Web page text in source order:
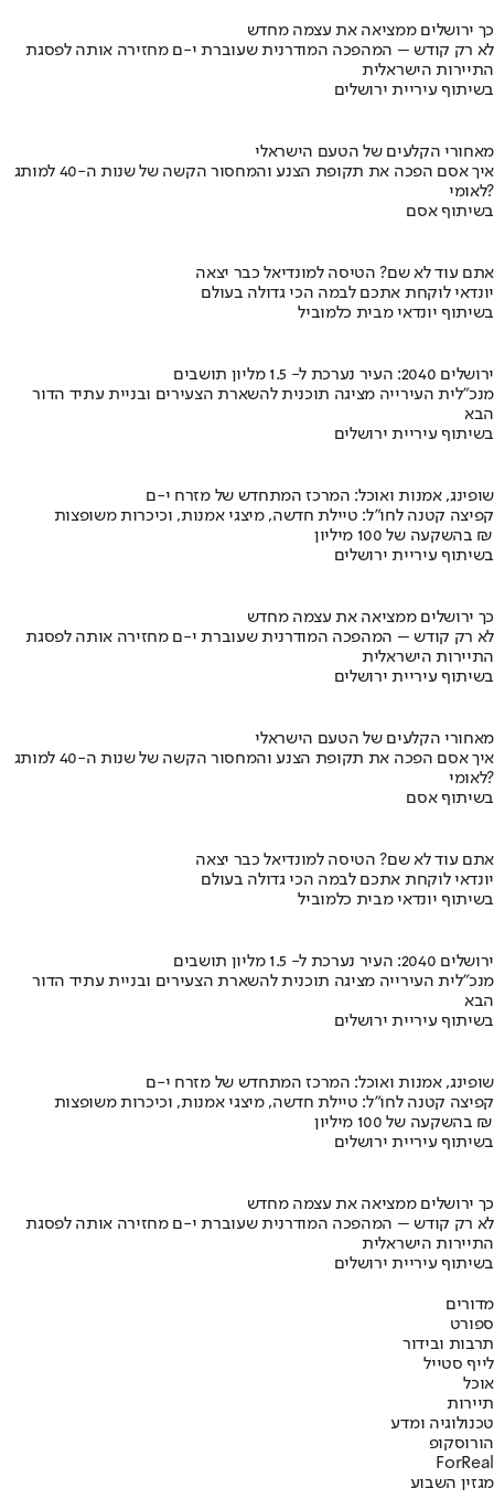
כך ירושלים ממציאה את עצמה מחדש
לא רק קודש – המהפכה המודרנית שעוברת י-ם מחזירה אותה לפסגת
התיירות הישראלית
בשיתוף עיריית ירושלים
מאחורי הקלעים של הטעם הישראלי
איך אסם הפכה את תקופת הצנע והמחסור הקשה של שנות ה-40 למותג
לאומי?
בשיתוף אסם
אתם עוד לא שם? הטיסה למונדיאל כבר יצאה
יונדאי לוקחת אתכם לבמה הכי גדולה בעולם
בשיתוף יונדאי מבית כלמוביל
ירושלים 2040: העיר נערכת ל- 1.5 מליון תושבים
מנכ"לית העירייה מציגה תוכנית להשארת הצעירים ובניית עתיד הדור
הבא
בשיתוף עיריית ירושלים
שופינג, אמנות ואוכל: המרכז המתחדש של מזרח י-ם
קפיצה קטנה לחו"ל: טיילת חדשה, מיצגי אמנות, וכיכרות משופצות
בהשקעה של 100 מיליון ₪
בשיתוף עיריית ירושלים
כך ירושלים ממציאה את עצמה מחדש
לא רק קודש – המהפכה המודרנית שעוברת י-ם מחזירה אותה לפסגת
התיירות הישראלית
בשיתוף עיריית ירושלים
מאחורי הקלעים של הטעם הישראלי
איך אסם הפכה את תקופת הצנע והמחסור הקשה של שנות ה-40 למותג
לאומי?
בשיתוף אסם
אתם עוד לא שם? הטיסה למונדיאל כבר יצאה
יונדאי לוקחת אתכם לבמה הכי גדולה בעולם
בשיתוף יונדאי מבית כלמוביל
ירושלים 2040: העיר נערכת ל- 1.5 מליון תושבים
מנכ"לית העירייה מציגה תוכנית להשארת הצעירים ובניית עתיד הדור
הבא
בשיתוף עיריית ירושלים
שופינג, אמנות ואוכל: המרכז המתחדש של מזרח י-ם
קפיצה קטנה לחו"ל: טיילת חדשה, מיצגי אמנות, וכיכרות משופצות
בהשקעה של 100 מיליון ₪
בשיתוף עיריית ירושלים
כך ירושלים ממציאה את עצמה מחדש
לא רק קודש – המהפכה המודרנית שעוברת י-ם מחזירה אותה לפסגת
התיירות הישראלית
בשיתוף עיריית ירושלים
מדורים
ספורט
תרבות ובידור
לייף סטייל
אוכל
תיירות
טכנולוגיה ומדע
הורוסקופ
ForReal
מגזין השבוע